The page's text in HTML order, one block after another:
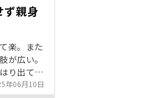
ず親身
楽。また
が広い。
り出てい
識に差が
年06月10日